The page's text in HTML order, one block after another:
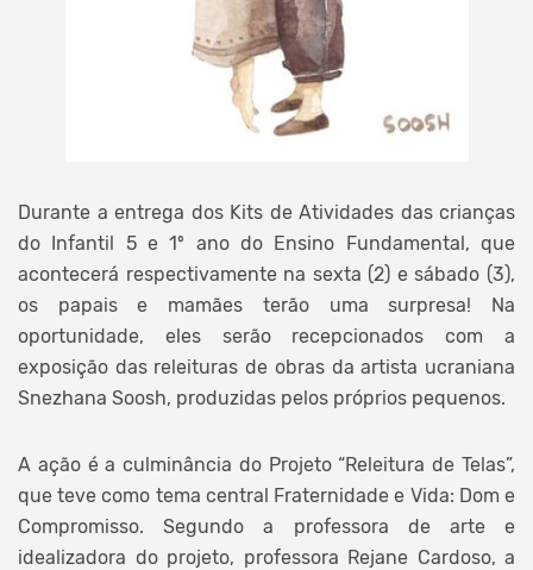
Durante a entrega dos Kits de Atividades das crianças
do Infantil 5 e 1º ano do Ensino Fundamental, que
acontecerá respectivamente na sexta (2) e sábado (3),
os papais e mamães terão uma surpresa! Na
oportunidade, eles serão recepcionados com a
exposição das releituras de obras da artista ucraniana
Snezhana Soosh, produzidas pelos próprios pequenos.
A ação é a culminância do Projeto “Releitura de Telas”,
que teve como tema central Fraternidade e Vida: Dom e
Compromisso. Segundo a professora de arte e
idealizadora do projeto, professora Rejane Cardoso, a